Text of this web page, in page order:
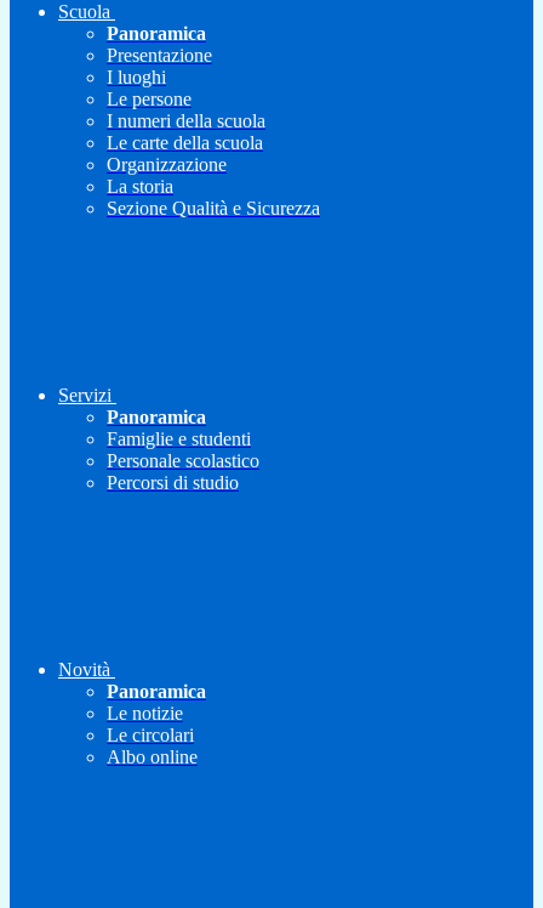
Scuola
Panoramica
Presentazione
I luoghi
Le persone
I numeri della scuola
Le carte della scuola
Organizzazione
La storia
Sezione Qualità e Sicurezza
Servizi
Panoramica
Famiglie e studenti
Personale scolastico
Percorsi di studio
Novità
Panoramica
Le notizie
Le circolari
Albo online